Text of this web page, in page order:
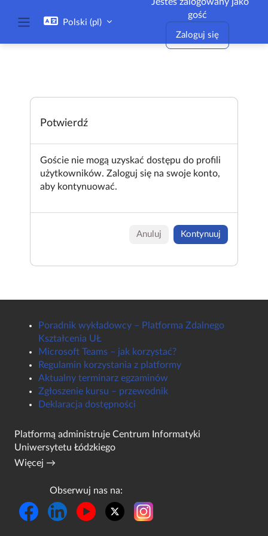
Polski ‎(pl)‎
gość
Zaloguj się
Potwierdź
Goście nie mogą uzyskać dostępu do profili
użytkowników. Zaloguj się na swoje konto,
aby kontynuować.
Anuluj Kontynuuj
Poradnik wykładowcy – Platforma Zdalnego
Kształcenia UŁ
Microsoft Teams – jak korzystać?
Regulamin korzystania z platformy
Aktualny terminarz egzaminów
Zgłoszenie kursu – przewodnik
Deklaracja dostępności
Platformą administruje Centrum Informatyki
Uniwersytetu Łódzkiego
Więcej →
Obserwuj nas na: